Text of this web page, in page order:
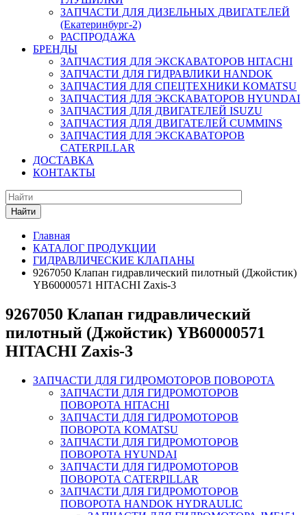
ЗАПЧАСТИ ДЛЯ ДИЗЕЛЬНЫХ ДВИГАТЕЛЕЙ
(Екатеринбург-2)
РАСПРОДАЖА
БРЕНДЫ
ЗАПЧАСТИЯ ДЛЯ ЭКСКАВАТОРОВ HITACHI
ЗАПЧАСТИ ДЛЯ ГИДРАВЛИКИ HANDOK
ЗАПЧАСТИЯ ДЛЯ СПЕЦТЕХНИКИ KOMATSU
ЗАПЧАСТИЯ ДЛЯ ЭКСКАВАТОРОВ HYUNDAI
ЗАПЧАСТИЯ ДЛЯ ДВИГАТЕЛЕЙ ISUZU
ЗАПЧАСТИЯ ДЛЯ ДВИГАТЕЛЕЙ CUMMINS
ЗАПЧАСТИЯ ДЛЯ ЭКСКАВАТОРОВ
CATERPILLAR
ДОСТАВКА
КОНТАКТЫ
Найти
Главная
КАТАЛОГ ПРОДУКЦИИ
ГИДРАВЛИЧЕСКИЕ КЛАПАНЫ
9267050 Клапан гидравлический пилотный (Джойстик)
YB60000571 HITACHI Zaxis-3
9267050 Клапан гидравлический
пилотный (Джойстик) YB60000571
HITACHI Zaxis-3
ЗАПЧАСТИ ДЛЯ ГИДРОМОТОРОВ ПОВОРОТА
ЗАПЧАСТИ ДЛЯ ГИДРОМОТОРОВ
ПОВОРОТА HITACHI
ЗАПЧАСТИ ДЛЯ ГИДРОМОТОРОВ
ПОВОРОТА KOMATSU
ЗАПЧАСТИ ДЛЯ ГИДРОМОТОРОВ
ПОВОРОТА HYUNDAI
ЗАПЧАСТИ ДЛЯ ГИДРОМОТОРОВ
ПОВОРОТА CATERPILLAR
ЗАПЧАСТИ ДЛЯ ГИДРОМОТОРОВ
ПОВОРОТА HANDOK HYDRAULIC